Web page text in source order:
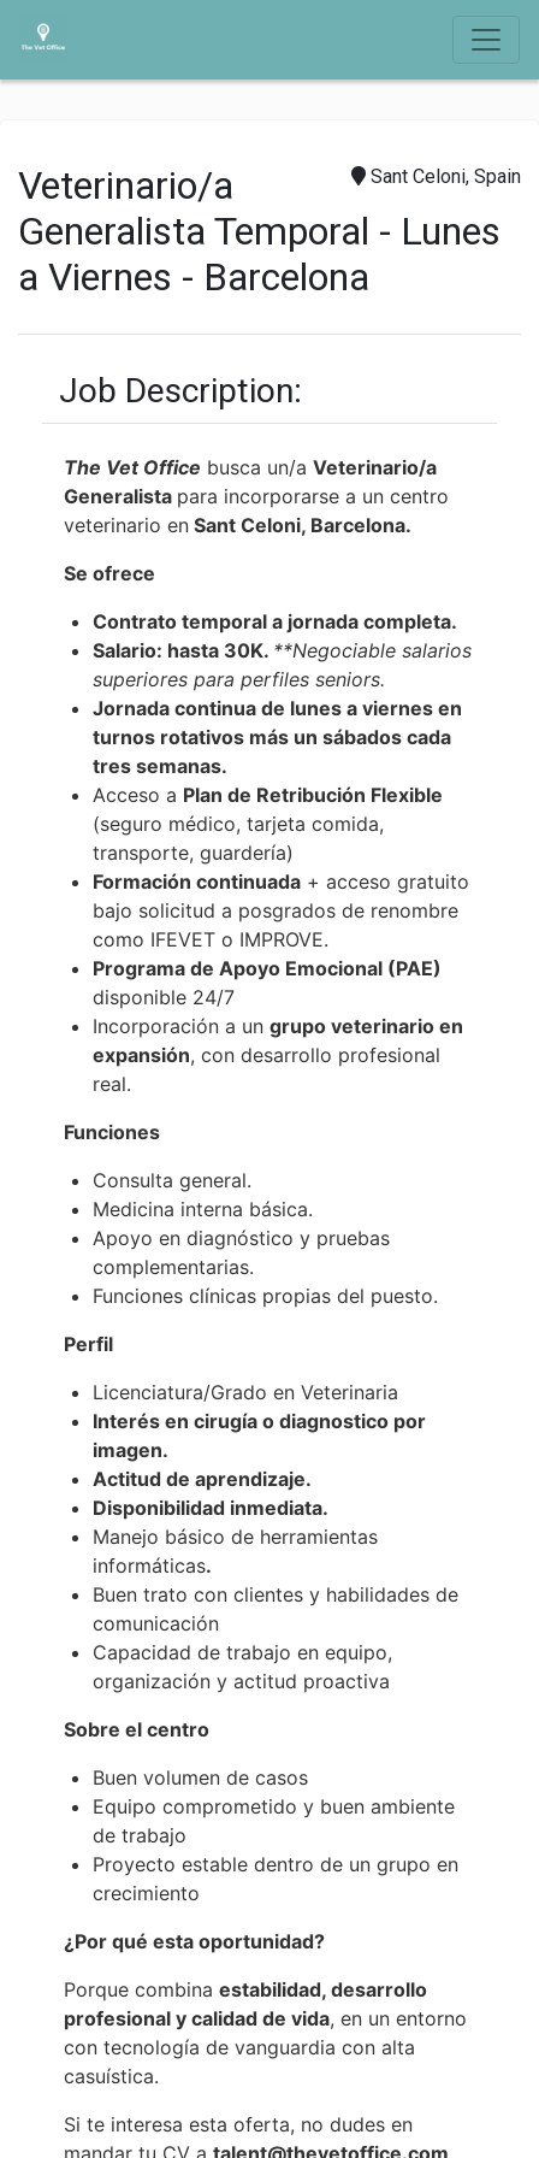
Sant Celoni, Spain
Veterinario/a
Generalista Temporal - Lunes
a Viernes - Barcelona
Job Description:
The Vet Office busca un/a Veterinario/a
Generalista para incorporarse a un centro
veterinario en Sant Celoni, Barcelona.
Se ofrece
Contrato temporal a jornada completa.
Salario: hasta 30K. **Negociable salarios
superiores para perfiles seniors.
Jornada continua de lunes a viernes en
turnos rotativos más un sábados cada
tres semanas.
Acceso a Plan de Retribución Flexible
(seguro médico, tarjeta comida,
transporte, guardería)
Formación continuada + acceso gratuito
bajo solicitud a posgrados de renombre
como IFEVET o IMPROVE.
Programa de Apoyo Emocional (PAE)
disponible 24/7
Incorporación a un grupo veterinario en
expansión, con desarrollo profesional
real.
Funciones
Consulta general.
Medicina interna básica.
Apoyo en diagnóstico y pruebas
complementarias.
Funciones clínicas propias del puesto.
Perfil
Licenciatura/Grado en Veterinaria
Interés en cirugía o diagnostico por
imagen.
Actitud de aprendizaje.
Disponibilidad inmediata.
Manejo básico de herramientas
informáticas.
Buen trato con clientes y habilidades de
comunicación
Capacidad de trabajo en equipo,
organización y actitud proactiva
Sobre el centro
Buen volumen de casos
Equipo comprometido y buen ambiente
de trabajo
Proyecto estable dentro de un grupo en
crecimiento
¿Por qué esta oportunidad?
Porque combina estabilidad, desarrollo
profesional y calidad de vida, en un entorno
con tecnología de vanguardia con alta
casuística.
Si te interesa esta oferta, no dudes en
mandar tu CV a talent@thevetoffice.com